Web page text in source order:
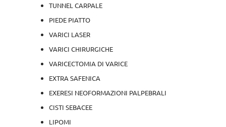
TUNNEL CARPALE
PIEDE PIATTO
VARICI LASER
VARICI CHIRURGICHE
VARICECTOMIA DI VARICE
EXTRA SAFENICA
EXERESI NEOFORMAZIONI PALPEBRALI
CISTI SEBACEE
LIPOMI